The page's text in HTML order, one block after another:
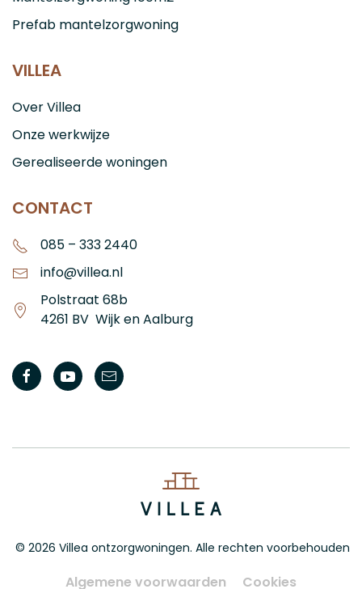
Prefab mantelzorgwoning
VILLEA
Over Villea
Onze werkwijze
Gerealiseerde woningen
CONTACT
085 – 333 2440
info@villea.nl
Polstraat 68b
4261 BV Wijk en Aalburg
© 2026 Villea ontzorgwoningen. Alle rechten voorbehouden
Algemene voorwaarden Cookies